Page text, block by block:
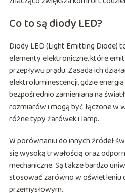
Co to są diody LED?
Diody LED (Light Emitting Diode)
elementy elektroniczne, które
przepływu prądu. Zasada ich
elektroluminescencji, gdzie
bezpośrednio zamieniana na
rozmiarów i mogą być łączone w
różne typy żarówek i lamp.
W porównaniu do innych źródeł
się wysoką trwałością oraz
mechaniczne. Są także bardzo
stosować zarówno w oświetleniu
przemysłowym.